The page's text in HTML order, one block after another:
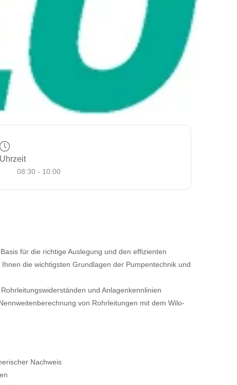
Uhrzeit
08:30 - 10:00
für die richtige Auslegung und den effizienten
die wichtigsten Grundlagen der Pumpentechnik und
und Anlagenkennlinien
von Rohrleitungen mit dem Wilo-
Nachweis